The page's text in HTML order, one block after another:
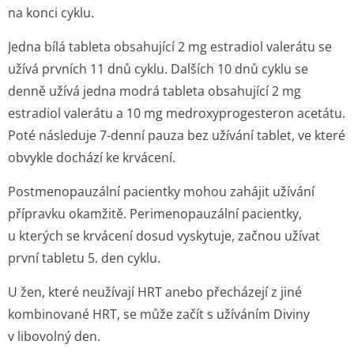
na konci cyklu.
Jedna bílá tableta obsahující 2 mg estradiol valerátu se
užívá prvních 11 dnů cyklu. Dalších 10 dnů cyklu se
denně užívá jedna modrá tableta obsahující 2 mg
estradiol valerátu a 10 mg medroxyprogesteron acetátu.
Poté následuje 7-denní pauza bez užívání tablet, ve které
obvykle dochází ke krvácení.
Postmenopauzální pacientky mohou zahájit užívání
přípravku okamžitě. Perimenopauzální pacientky,
u kterých se krvácení dosud vyskytuje, začnou užívat
první tabletu 5. den cyklu.
U žen, které neužívají HRT anebo přecházejí z jiné
kombinované HRT, se může začít s užíváním Diviny
v libovolný den.